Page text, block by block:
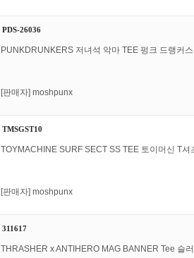
PDS-26036
PUNKDRUNKERS 저녀석 악마 TEE 펑크 드랭커스
[판매자] moshpunx
TMSGST10
TOYMACHINE SURF SECT SS TEE 토이머신 T셔
[판매자] moshpunx
311617
THRASHER x ANTIHERO MAG BANNER Tee 슬